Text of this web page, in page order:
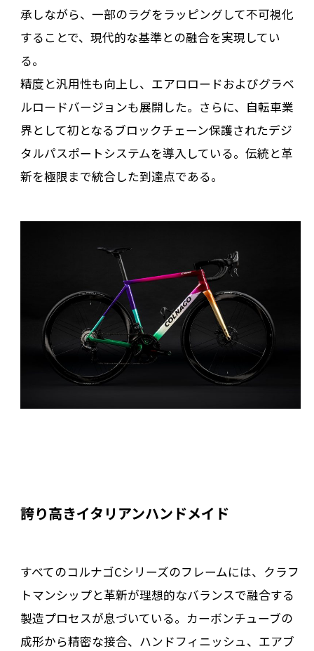
承しながら、一部のラグをラッピングして不可視化
することで、現代的な基準との融合を実現してい
る。
精度と汎用性も向上し、エアロロードおよびグラベ
ルロードバージョンも展開した。さらに、自転車業
界として初となるブロックチェーン保護されたデジ
タルパスポートシステムを導入している。伝統と革
新を極限まで統合した到達点である。
誇り高きイタリアンハンドメイド
すべてのコルナゴCシリーズのフレームには、クラフ
トマンシップと革新が理想的なバランスで融合する
製造プロセスが息づいている。カーボンチューブの
成形から精密な接合、ハンドフィニッシュ、エアブ